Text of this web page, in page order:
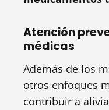
Atención
médicas
Además de los
otros enfoques
contribuir a